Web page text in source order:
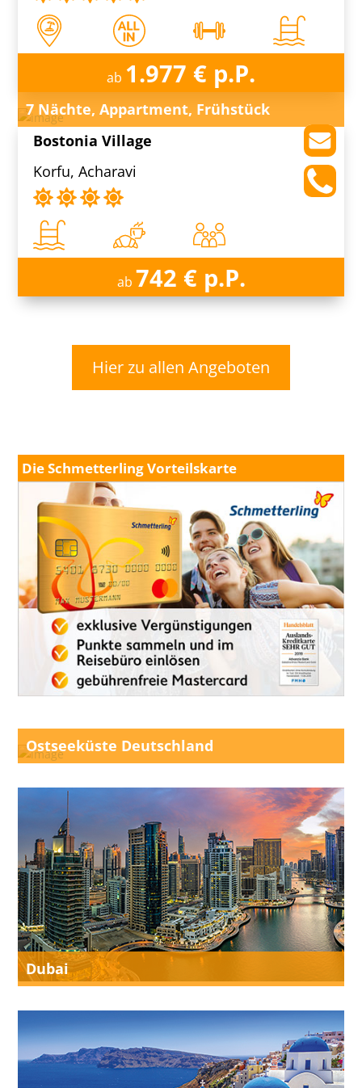
ab 1.977 € p.P.
7 Nächte, Appartment, Frühstück
Bostonia Village
Korfu, Acharavi
ab 742 € p.P.
Hier zu allen Angeboten
Die Schmetterling Vorteilskarte
Ostseeküste Deutschland
Dubai